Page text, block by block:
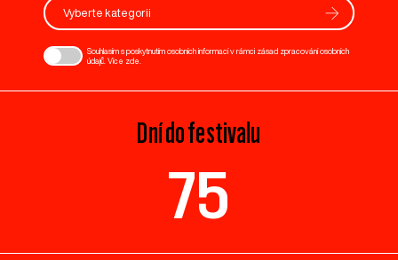
Vyberte kategorii
Souhlasím s poskytnutím osobních informací v rámci zásad zpracování osobních
údajů. Více zde
Dní do festivalu
75